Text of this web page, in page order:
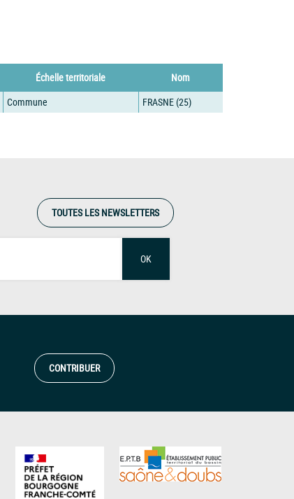
Échelle territoriale
Nom
Commune FRASNE (25)
TOUTES LES NEWSLETTERS
OK
CONTRIBUER